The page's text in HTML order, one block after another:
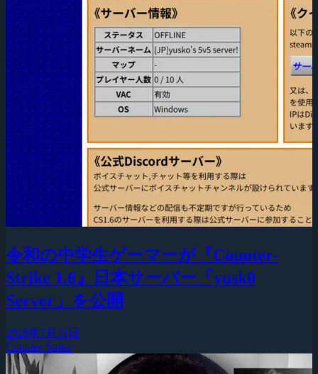
令和の中学生ゲーマーが『Counter-
Strike 1.6』日本サーバー「yusk0
Server」を公開
2026年7月31日
Counter-Strike